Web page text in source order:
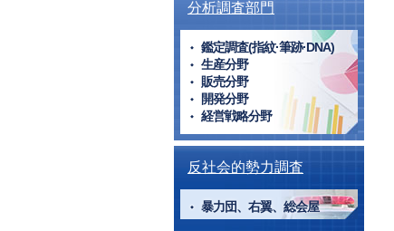
分析調査部門
鑑定調査(指紋·筆跡·DNA)
生産分野
販売分野
開発分野
経営戦略分野
反社会的勢力調査
暴力団、右翼、総会屋